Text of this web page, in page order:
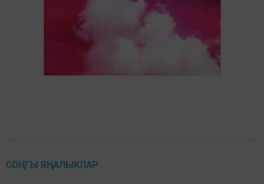
СОҢГЫ ЯҢАЛЫКЛАР